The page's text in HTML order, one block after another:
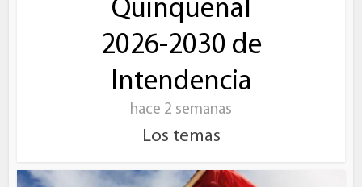
Quinquenal
2026-2030 de
Intendencia
hace 2 semanas
Los temas